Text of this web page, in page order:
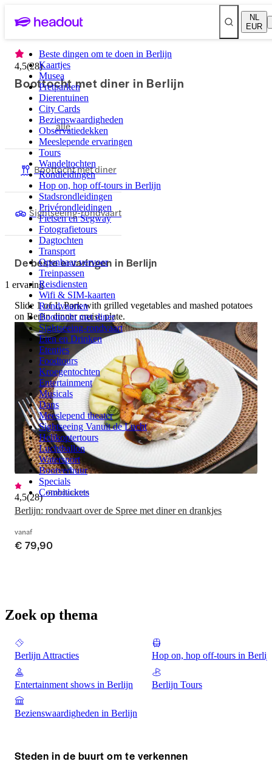
NL
EUR
Beste dingen om te doen in Berlijn
Kaartjes
Musea
Pretparken
Dierentuinen
City Cards
Bezienswaardigheden
Observatiedekken
Meeslepende ervaringen
Tours
Wandeltochten
Rondleidingen
Hop on, hop off-tours in Berlijn
Stadsrondleidingen
Privérondleidingen
Fietsen en Segway
Fotografietours
Dagtochten
Transport
Openbaar vervoer
Treinpassen
Reisdiensten
Wifi & SIM-kaarten
Rondvaarten
Boottocht met diner
Sightseeing-rondvaart
Eten en Drinken
Etentjes
Foodtours
Kroegentochten
Entertainment
Musicals
Dans
Meeslepend theater
Sightseeing Vanuit de Lucht
Helikoptertours
Luchtballon
Watersport
Bootverhuur
Specials
Combitickets
4,5(28)
Boottocht met diner in Berlijn
alle
Boottocht met diner
Sightseeing-rondvaart
De beste ervaringen in Berlijn
1 ervaring
Slide 1 of 1, Pork with grilled vegetables and mashed potatoes
on Berlin dinner cruise plate.
Berlijn: rondvaart over de Spree met diner en drankjes
4,5(28) Rondvaarten
vanaf
€ 79,90
Zoek op thema
Berlijn Attracties Hop on, hop off-tours in
Entertainment shows in Berlijn Berlijn Tours
Bezienswaardigheden in Berlijn
Steden in de buurt om te verkennen